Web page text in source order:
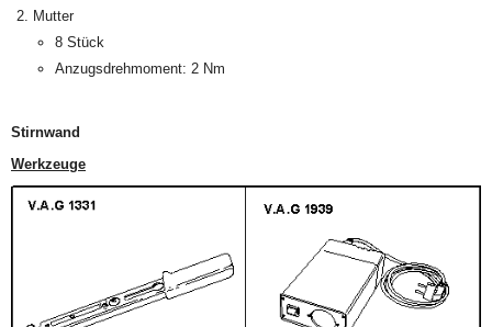
Mutter
8 Stück
Anzugsdrehmoment: 2 Nm
Stirnwand
Werkzeuge